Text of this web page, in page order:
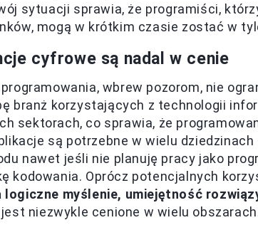
sytuacji sprawia, że programiści,
mogą w krótkim czasie zostać w
cyfrowe są nadal w cenie
wbrew pozorom, nie
branż korzystających z technologii
sektorach, co sprawia, że
są potrzebne w wielu
nawet jeśli nie planuję pracy jako
kodowania. Oprócz potencjalnych
logiczne myślenie, umiejętność
jest niezwykle cenione w wielu